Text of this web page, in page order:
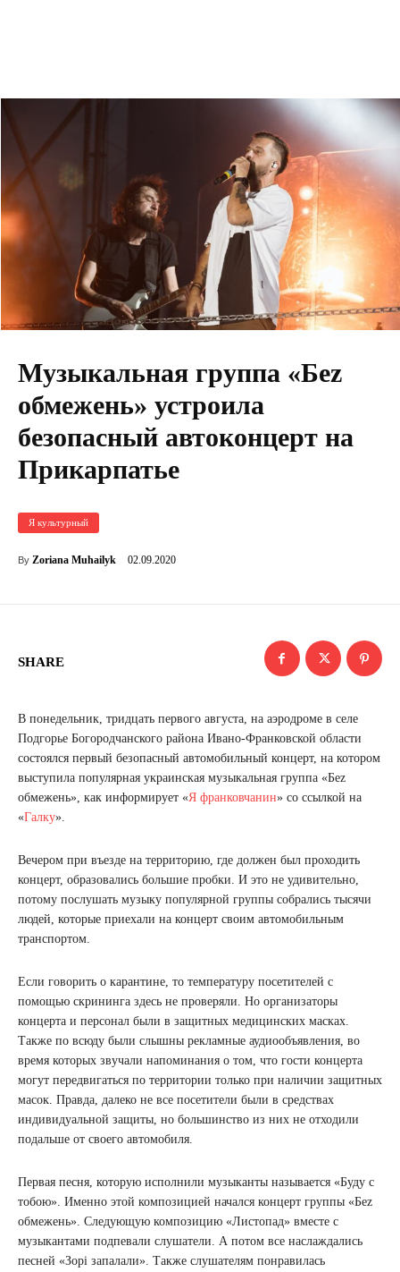
Музыкальная группа «Беz
обмежень» устроила
безопасный автоконцерт на
Прикарпатье
Я культурный
By Zoriana Muhailyk 02.09.2020
SHARE
В понедельник, тридцать первого августа, на аэродроме в селе
Подгорье Богородчанского района Ивано-Франковской области
состоялся первый безопасный автомобильный концерт, на котором
выступила популярная украинская музыкальная группа «Беz
обмежень», как информирует «Я франковчанин» со ссылкой на
«Галку».
Вечером при въезде на территорию, где должен был проходить
концерт, образовались большие пробки. И это не удивительно,
потому послушать музыку популярной группы собрались тысячи
людей, которые приехали на концерт своим автомобильным
транспортом.
Если говорить о карантине, то температуру посетителей с
помощью скрининга здесь не проверяли. Но организаторы
концерта и персонал были в защитных медицинских масках.
Также по всюду были слышны рекламные аудиообъявления, во
время которых звучали напоминания о том, что гости концерта
могут передвигаться по территории только при наличии защитных
масок. Правда, далеко не все посетители были в средствах
индивидуальной защиты, но большинство из них не отходили
подальше от своего автомобиля.
Первая песня, которую исполнили музыканты называется «Буду с
тобою». Именно этой композицией начался концерт группы «Беz
обмежень». Следующую композицию «Листопад» вместе с
музыкантами подпевали слушатели. А потом все наслаждались
песней «Зорі запалали». Также слушателям понравилась